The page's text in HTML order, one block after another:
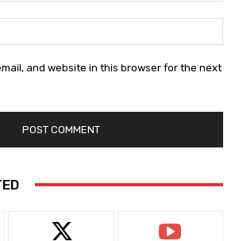
and website in this browser for the next